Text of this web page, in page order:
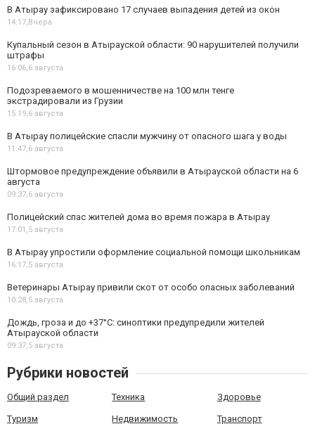
В Атырау зафиксировано 17 случаев выпадения детей из окон
14:17,Вчера
Купальный сезон в Атырауской области: 90 нарушителей получили
штрафы
16:06,6 августа
Подозреваемого в мошенничестве на 100 млн тенге
экстрадировали из Грузии
15:19,6 августа
В Атырау полицейские спасли мужчину от опасного шага у воды
11:47,6 августа
Штормовое предупреждение объявили в Атырауской области на 6
августа
09:37,6 августа
Полицейский спас жителей дома во время пожара в Атырау
17:01,5 августа
В Атырау упростили оформление социальной помощи школьникам
16:17,5 августа
Ветеринары Атырау привили скот от особо опасных заболеваний
10:28,5 августа
Дождь, гроза и до +37°C: синоптики предупредили жителей
Атырауской области
09:37,5 августа
Рубрики новостей
Общий раздел Техника Здоровье
Туризм Недвижимость Транспорт